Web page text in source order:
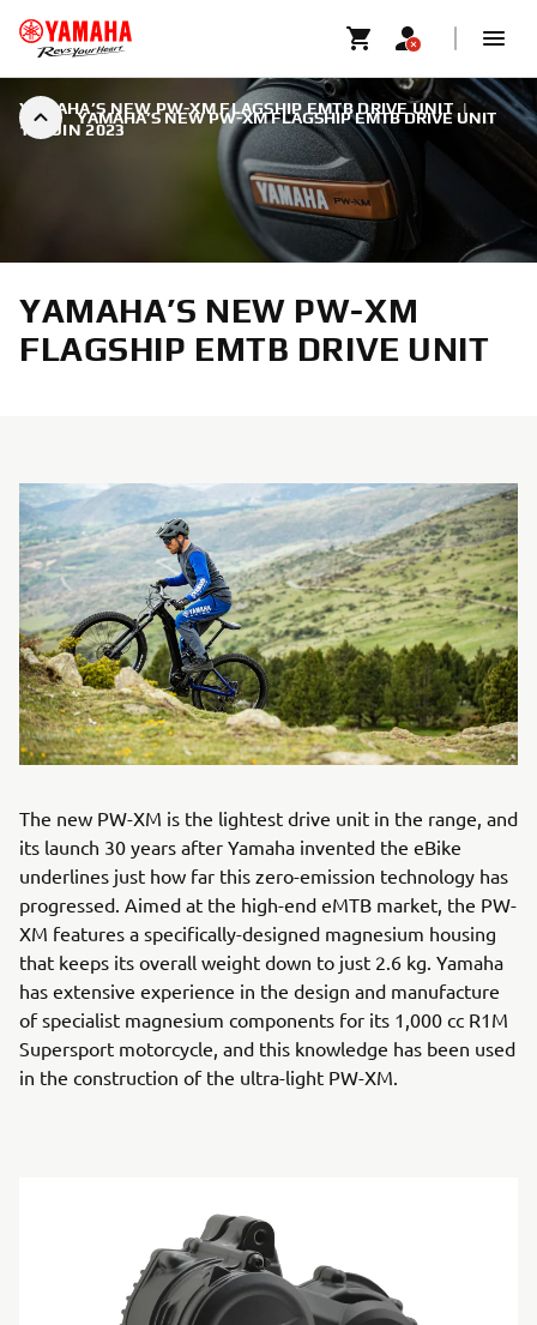
YAMAHA’S NEW PW-XM FLAGSHIP EMTB DRIVE UNIT
YAMAHA’S NEW PW-XM FLAGSHIP EMTB DRIVE UNIT |
19 JUIN 2023
YAMAHA’S NEW PW-XM
FLAGSHIP EMTB DRIVE UNIT
The new PW-XM is the lightest drive unit in the range, and
its launch 30 years after Yamaha invented the eBike
underlines just how far this zero-emission technology has
progressed. Aimed at the high-end eMTB market, the PW-
XM features a specifically-designed magnesium housing
that keeps its overall weight down to just 2.6 kg. Yamaha
has extensive experience in the design and manufacture
of specialist magnesium components for its 1,000 cc R1M
Supersport motorcycle, and this knowledge has been used
in the construction of the ultra-light PW-XM.